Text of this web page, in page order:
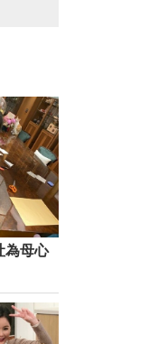
為母心